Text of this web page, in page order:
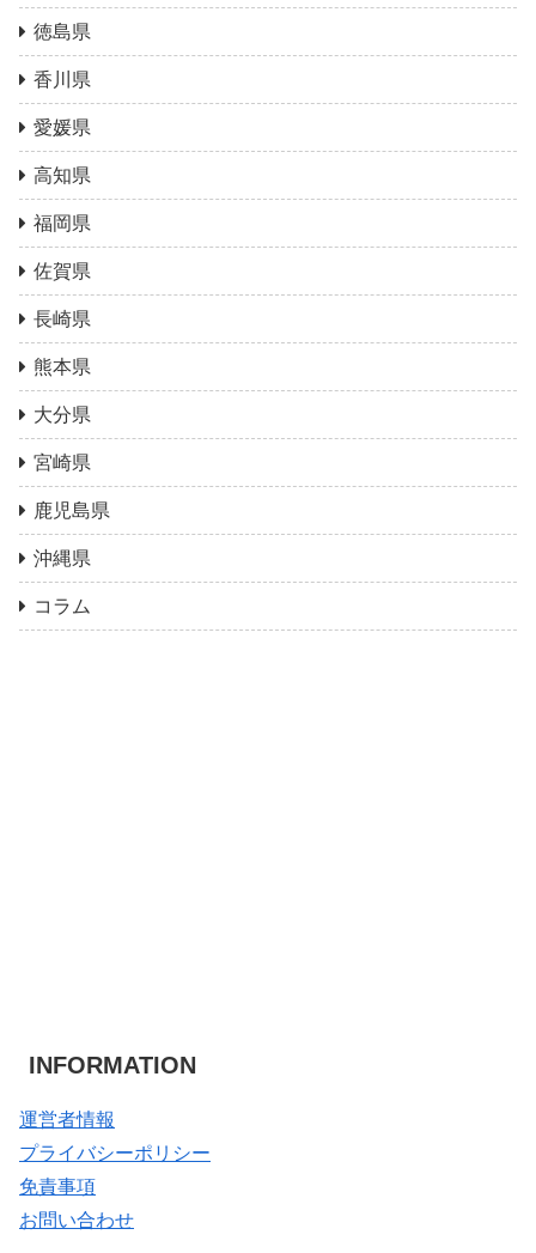
徳島県
香川県
愛媛県
高知県
福岡県
佐賀県
長崎県
熊本県
大分県
宮崎県
鹿児島県
沖縄県
コラム
INFORMATION
運営者情報
プライバシーポリシー
免責事項
お問い合わせ